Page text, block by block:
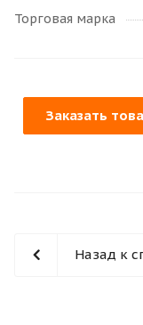
Торговая марка
Заказать
Назад к